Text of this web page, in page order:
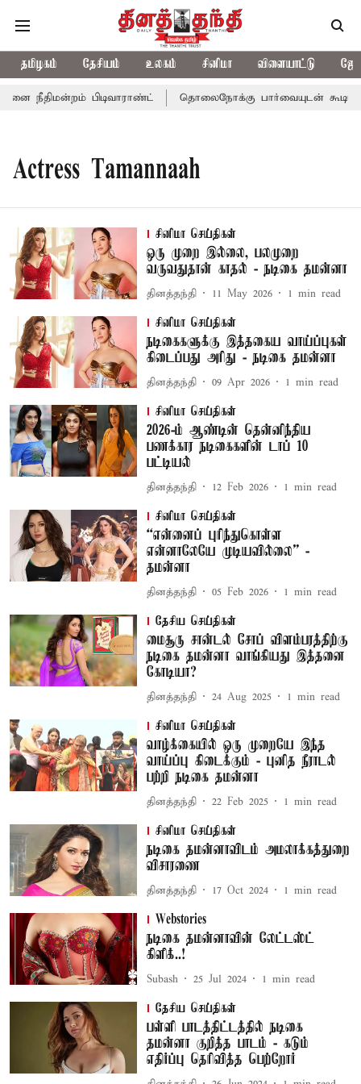
தமிழகம் தேசியம் உலகம் சினிமா விளையாட்டு
நீதிமன்றம் பிடிவாராண்ட் தொலைநோக்கு பார்வையுடன்
Actress Tamannaah
சினிமா செய்திகள்
ஒரு முறை இல்லை, பலமுறை
வருவதுதான் காதல் - நடிகை தமன்னா
தினத்தந்தி 11 May 2026 1 min read
சினிமா செய்திகள்
நடிகைகளுக்கு இத்தகைய வாய்ப்புகள்
கிடைப்பது அரிது - நடிகை தமன்னா
தினத்தந்தி 09 Apr 2026 1 min read
சினிமா செய்திகள்
2026-ம் ஆண்டின் தென்னிந்திய
பணக்கார நடிகைகளின் டாப் 10
பட்டியல்
தினத்தந்தி 12 Feb 2026 1 min read
சினிமா செய்திகள்
“என்னைப் புரிந்துகொள்ள
என்னாலேயே முடியவில்லை” -
தமன்னா
தினத்தந்தி 05 Feb 2026 1 min read
தேசிய செய்திகள்
மைசூரு சான்டல் சோப் விளம்பரத்திற்கு
நடிகை தமன்னா வாங்கியது இத்தனை
கோடியா?
தினத்தந்தி 24 Aug 2025 1 min read
சினிமா செய்திகள்
வாழ்க்கையில் ஒரு முறையே இந்த
வாய்ப்பு கிடைக்கும் - புனித நீராடல்
பற்றி நடிகை தமன்னா
தினத்தந்தி 22 Feb 2025 1 min read
சினிமா செய்திகள்
நடிகை தமன்னாவிடம் அமலாக்கத்துறை
விசாரணை
தினத்தந்தி 17 Oct 2024 1 min read
Webstories
நடிகை தமன்னாவின் லேட்டஸ்ட்
கிளிக்..!
Subash 25 Jul 2024 1 min read
தேசிய செய்திகள்
பள்ளி பாடத்திட்டத்தில் நடிகை
தமன்னா குறித்த பாடம் - கடும்
எதிர்ப்பு தெரிவித்த பெற்றோர்